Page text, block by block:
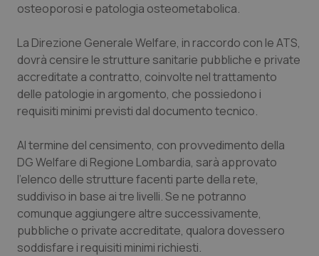
Provincia Autonoma di Trento
Puglia
Sardegna
Toscana
Umbria
Valle D’Aosta
Ipertensione & Scompenso
Malattie rare
Malattia di Crohn & Rettocolite Ulcerosa
Neuroscienze & patologie neurodegenerative
Obesità
Oftalmologia
Oncodermatologia
osteoporosi e patologia osteometabolica.
La Direzione Generale Welfare, in raccordo con le ATS,
dovrà censire le strutture sanitarie pubbliche e private
accreditate a contratto, coinvolte nel trattamento
delle patologie in argomento, che possiedono i
requisiti minimi previsti dal documento tecnico.
Al termine del censimento, con provvedimento della
DG Welfare di Regione Lombardia, sarà approvato
l’elenco delle strutture facenti parte della rete,
suddiviso in base ai tre livelli. Se ne potranno
comunque aggiungere altre successivamente,
pubbliche o private accreditate, qualora dovessero
soddisfare i requisiti minimi richiesti.